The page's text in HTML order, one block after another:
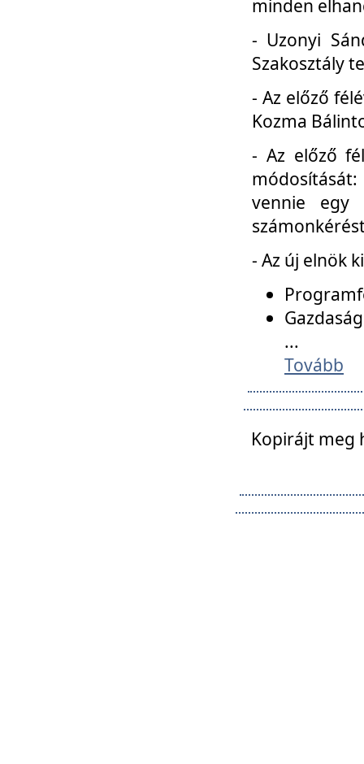
minden
- Uzonyi
Szakosztály
- Az előző
Kozma
- Az előző
vennie egy
- Az új elnök
...
Tovább
Kopirájt meg